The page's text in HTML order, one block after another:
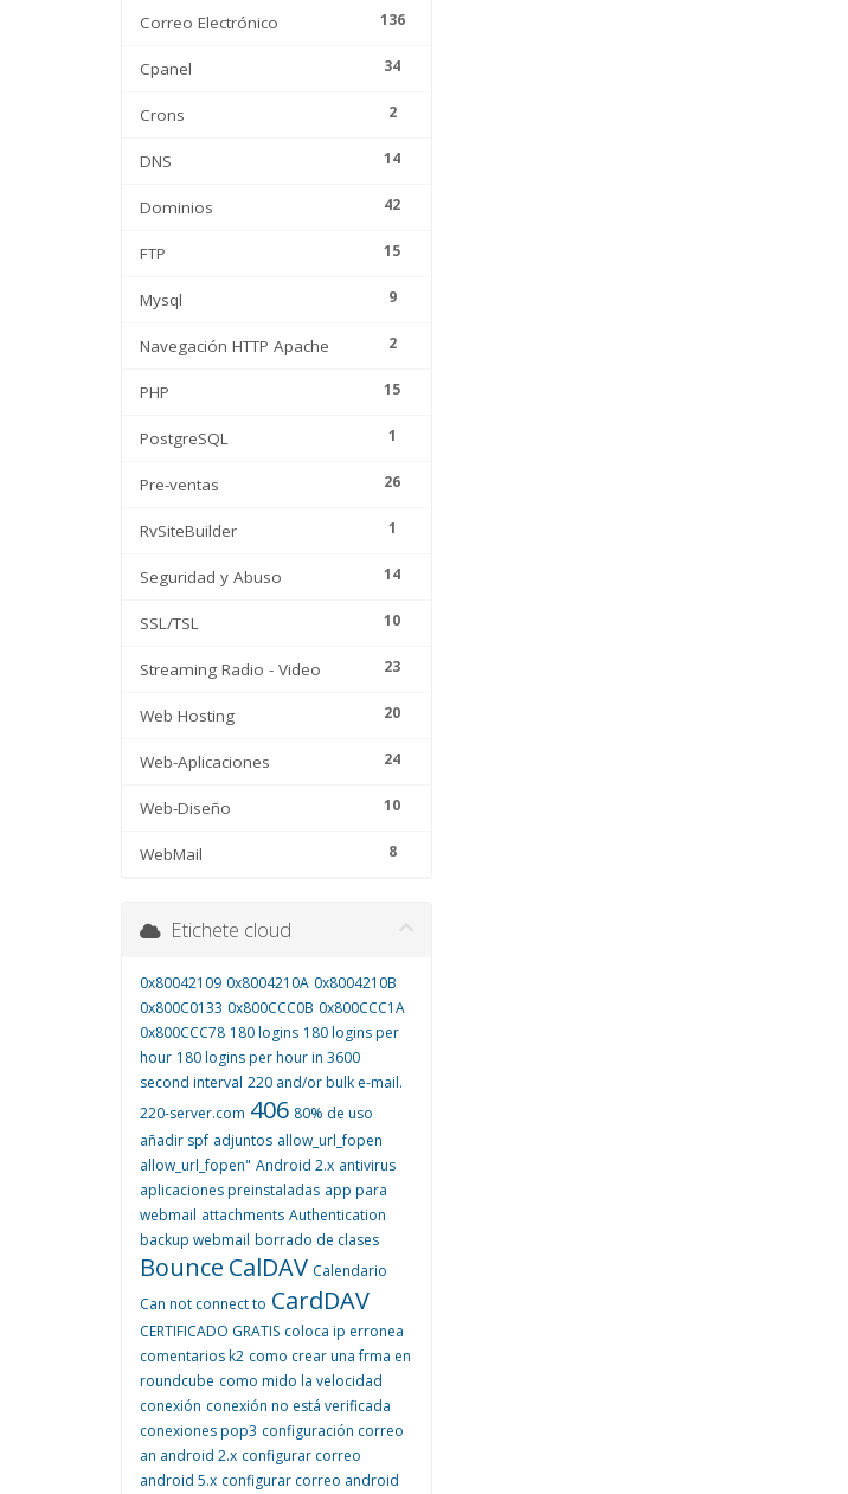
136
Correo Electrónico
34
Cpanel
2
Crons
14
DNS
42
Dominios
15
FTP
9
Mysql
2
Navegación HTTP Apache
15
PHP
1
PostgreSQL
26
Pre-ventas
1
RvSiteBuilder
14
Seguridad y Abuso
10
SSL/TSL
23
Streaming Radio - Video
20
Web Hosting
24
Web-Aplicaciones
10
Web-Diseño
8
WebMail
Etichete cloud
0x80042109 0x8004210A 0x8004210B
0x800C0133 0x800CCC0B 0x800CCC1A
0x800CCC78 180 logins 180 logins per
hour 180 logins per hour in 3600
second interval 220 and/or bulk e-mail.
220-server.com 406 80% de uso
añadir spf adjuntos allow_url_fopen
allow_url_fopen" Android 2.x antivirus
aplicaciones preinstaladas app para
webmail attachments Authentication
backup webmail borrado de clases
Bounce CalDAV Calendario
Can not connect to CardDAV
CERTIFICADO GRATIS coloca ip erronea
comentarios k2 como crear una frma en
roundcube como mido la velocidad
conexión conexión no está verificada
conexiones pop3 configuración correo
an android 2.x configurar correo
android 5.x configurar correo android